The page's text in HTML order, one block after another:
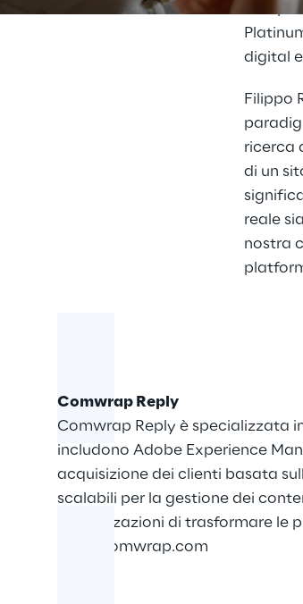
digital
Filippo
ricerca
di un
reale
nostra
Comwrap Reply
Comwrap Reply è specializzata
includono Adobe Experience
acquisizione dei clienti basata
scalabili per la gestione dei
organizzazioni di trasformare le
www.comwrap.com